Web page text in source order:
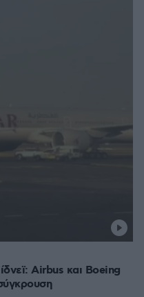
Airbus και Boeing